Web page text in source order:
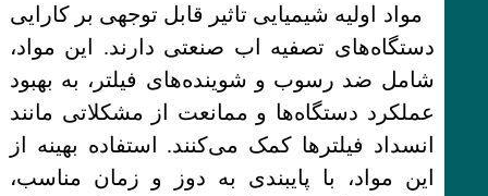
مواد اولیه شیمیایی تاثیر قابل توجهی بر کارایی
دستگاه‌های تصفیه اب صنعتی دارند. این مواد،
شامل ضد رسوب و شوینده‌های فیلتر، به بهبود
عملکرد دستگاه‌ها و ممانعت از مشکلاتی مانند
انسداد فیلترها کمک می‌کنند. استفاده بهینه از
این مواد، با پایبندی به دوز و زمان مناسب،